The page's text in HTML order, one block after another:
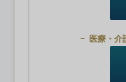
医療・介